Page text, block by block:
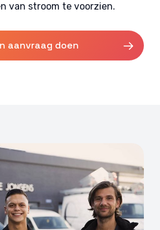
van stroom te voorzien.
aanvraag doen